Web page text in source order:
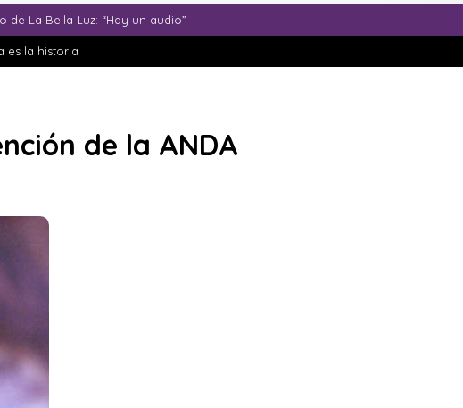
La Bella Luz: “Hay un audio”
es la historia
de la ANDA